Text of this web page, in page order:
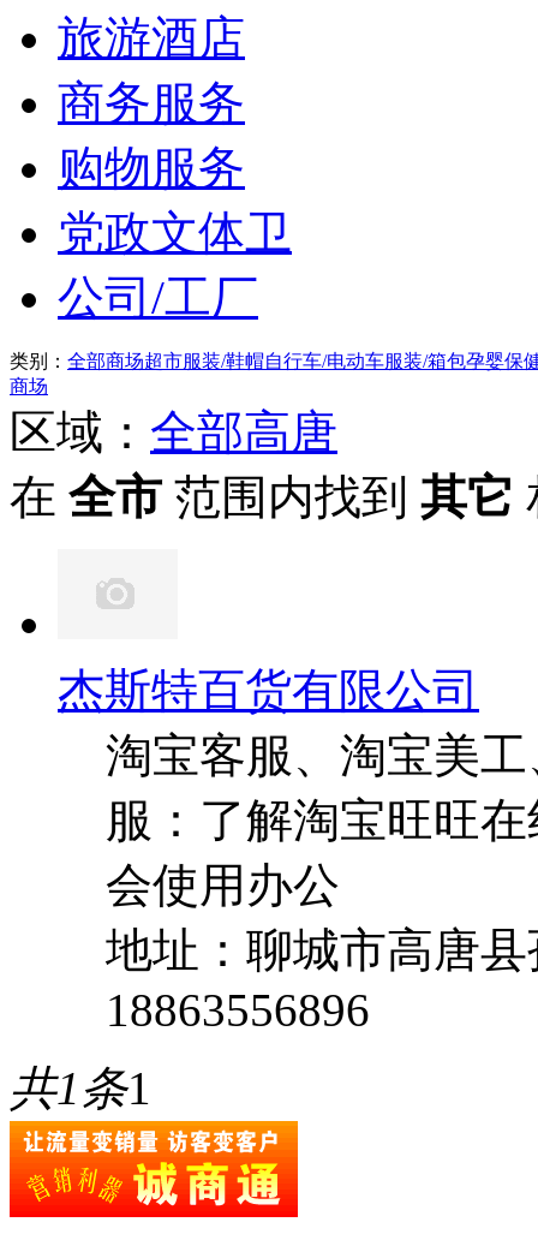
旅游酒店
商务服务
购物服务
党政文体卫
公司/工厂
类别： 全部商场超市服装/鞋帽自行车/电动车服装/箱包孕婴保
商场
区域： 全部高唐
在 全市 范围内找到 其它
杰斯特百货有限公司
淘宝客服、淘宝美
服：了解淘宝旺旺
会使用办公
地址：聊城市高唐
18863556896
共1条1